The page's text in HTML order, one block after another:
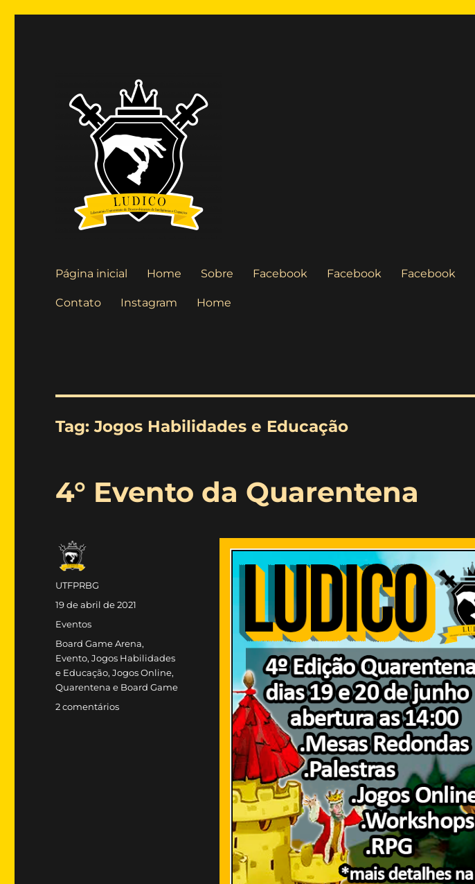
Página inicial Home Sobre Facebook Facebook Facebook
Contato Instagram Home
Tag:Jogos Habilidades e Educação
4° Evento da Quarentena
Autor
UTFPRBG
Publicado
19 de abril de 2021
Categorias
Eventos
Tags
Board Game Arena,
Evento,Jogos Habilidades
e Educação,Jogos Online,
Quarentena e Board Game
2 comentáriosem